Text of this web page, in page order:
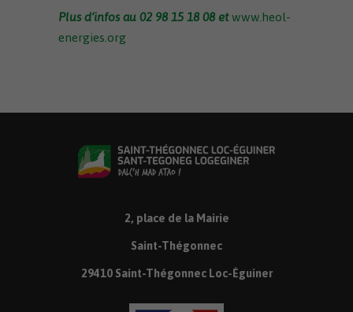
Plus d’infos au 02 98 15 18 08 et www.heol-
energies.org
2, place de la Mairie
Saint-Thégonnec
29410 Saint-Thégonnec Loc-Éguiner